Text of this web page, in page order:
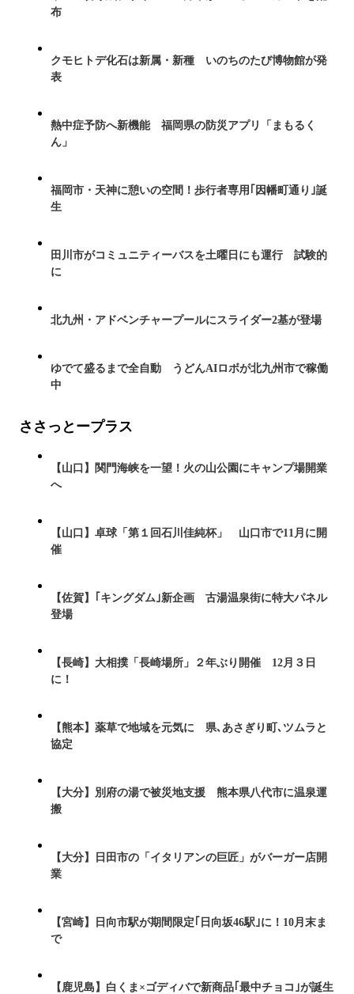
布
クモヒトデ化石は新属・新種 いのちのたび博物館が発
表
熱中症予防へ新機能 福岡県の防災アプリ「まもるく
ん」
福岡市・天神に憩いの空間！歩行者専用｢因幡町通り｣誕
生
田川市がコミュニティーバスを土曜日にも運行 試験的
に
北九州・アドベンチャープールにスライダー2基が登場
ゆでて盛るまで全自動 うどんAIロボが北九州市で稼働
中
ささっとープラス
【山口】関門海峡を一望！火の山公園にキャンプ場開業
へ
【山口】卓球「第１回石川佳純杯」 山口市で11月に開
催
【佐賀】｢キングダム｣新企画 古湯温泉街に特大パネル
登場
【長崎】大相撲「長崎場所」２年ぶり開催 12月３日
に！
【熊本】薬草で地域を元気に 県､あさぎり町､ツムラと
協定
【大分】別府の湯で被災地支援 熊本県八代市に温泉運
搬
【大分】日田市の「イタリアンの巨匠」がバーガー店開
業
【宮崎】日向市駅が期間限定｢日向坂46駅｣に！10月末ま
で
【鹿児島】白くま×ゴディバで新商品｢最中チョコ｣が誕生